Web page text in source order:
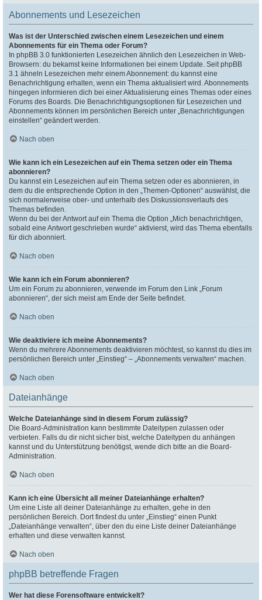
Abonnements und Lesezeichen
Was ist der Unterschied zwischen einem Lesezeichen und einem
Abonnements für ein Thema oder Forum?
In phpBB 3.0 funktionierten Lesezeichen ähnlich den Lesezeichen in Web-
Browsern: du bekamst keine Informationen bei einem Update. Seit phpBB
3.1 ähneln Lesezeichen mehr einem Abonnement: du kannst eine
Benachrichtigung erhalten, wenn ein Thema aktualisiert wird. Abonnements
hingegen informieren dich bei einer Aktualisierung eines Themas oder eines
Forums des Boards. Die Benachrichtigungsoptionen für Lesezeichen und
Abonnements können im persönlichen Bereich unter „Benachrichtigungen
einstellen“ geändert werden.
Nach oben
Wie kann ich ein Lesezeichen auf ein Thema setzen oder ein Thema
abonnieren?
Du kannst ein Lesezeichen auf ein Thema setzen oder es abonnieren, in
dem du die entsprechende Option in den „Themen-Optionen“ auswählst, die
sich normalerweise ober- und unterhalb des Diskussionsverlaufs des
Themas befinden.
Wenn du bei der Antwort auf ein Thema die Option „Mich benachrichtigen,
sobald eine Antwort geschrieben wurde“ aktivierst, wird das Thema ebenfalls
für dich abonniert.
Nach oben
Wie kann ich ein Forum abonnieren?
Um ein Forum zu abonnieren, verwende im Forum den Link „Forum
abonnieren“, der sich meist am Ende der Seite befindet.
Nach oben
Wie deaktiviere ich meine Abonnements?
Wenn du mehrere Abonnements deaktivieren möchtest, so kannst du dies im
persönlichen Bereich unter „Einstieg“ – „Abonnements verwalten“ machen.
Nach oben
Dateianhänge
Welche Dateianhänge sind in diesem Forum zulässig?
Die Board-Administration kann bestimmte Dateitypen zulassen oder
verbieten. Falls du dir nicht sicher bist, welche Dateitypen du anhängen
kannst und du Unterstützung benötigst, wende dich bitte an die Board-
Administration.
Nach oben
Kann ich eine Übersicht all meiner Dateianhänge erhalten?
Um eine Liste all deiner Dateianhänge zu erhalten, gehe in den
persönlichen Bereich. Dort findest du unter „Einstieg“ einen Punkt
„Dateianhänge verwalten“, über den du eine Liste deiner Dateianhänge
erhalten und diese verwalten kannst.
Nach oben
phpBB betreffende Fragen
Wer hat diese Forensoftware entwickelt?